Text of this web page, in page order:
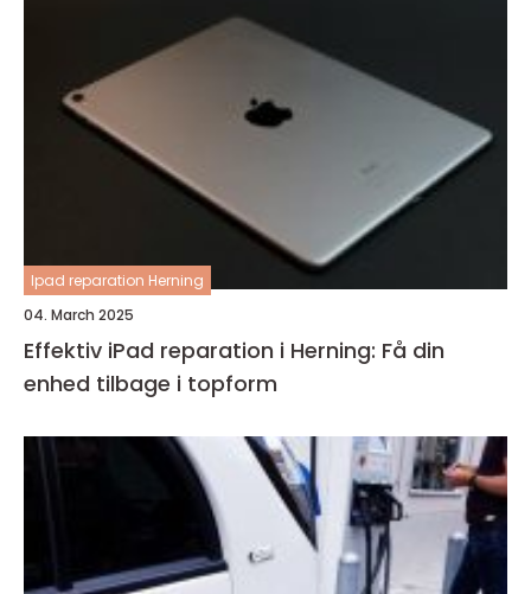
Ipad reparation Herning
04. March 2025
Effektiv iPad reparation i Herning: Få din
enhed tilbage i topform